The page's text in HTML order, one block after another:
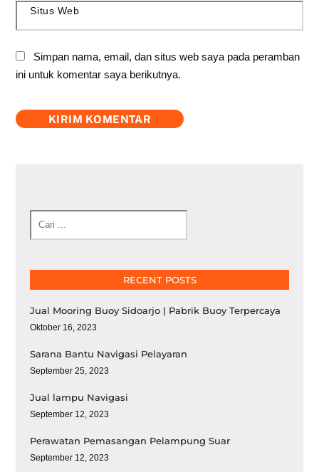
Situs Web
Simpan nama, email, dan situs web saya pada peramban
ini untuk komentar saya berikutnya.
RECENT POSTS
Jual Mooring Buoy Sidoarjo | Pabrik Buoy Terpercaya
Oktober 16, 2023
Sarana Bantu Navigasi Pelayaran
September 25, 2023
Jual lampu Navigasi
September 12, 2023
Perawatan Pemasangan Pelampung Suar
September 12, 2023